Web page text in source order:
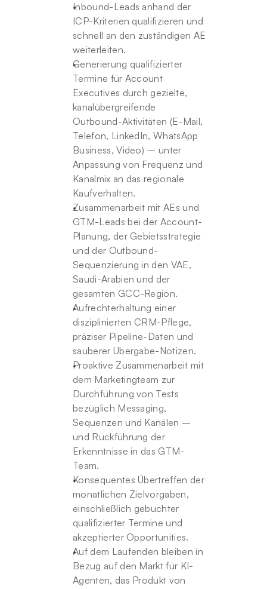
Inbound-Leads anhand der
ICP-Kriterien qualifizieren und
schnell an den zuständigen AE
weiterleiten.
Generierung qualifizierter
Termine für Account
Executives durch gezielte,
kanalübergreifende
Outbound-Aktivitäten (E-Mail,
Telefon, LinkedIn, WhatsApp
Business, Video) – unter
Anpassung von Frequenz und
Kanalmix an das regionale
Kaufverhalten.
Zusammenarbeit mit AEs und
GTM-Leads bei der Account-
Planung, der Gebietsstrategie
und der Outbound-
Sequenzierung in den VAE,
Saudi-Arabien und der
gesamten GCC-Region.
Aufrechterhaltung einer
disziplinierten CRM-Pflege,
präziser Pipeline-Daten und
sauberer Übergabe-Notizen.
Proaktive Zusammenarbeit mit
dem Marketingteam zur
Durchführung von Tests
bezüglich Messaging,
Sequenzen und Kanälen –
und Rückführung der
Erkenntnisse in das GTM-
Team.
Konsequentes Übertreffen der
monatlichen Zielvorgaben,
einschließlich gebuchter
qualifizierter Termine und
akzeptierter Opportunities.
Auf dem Laufenden bleiben in
Bezug auf den Markt für KI-
Agenten, das Produkt von